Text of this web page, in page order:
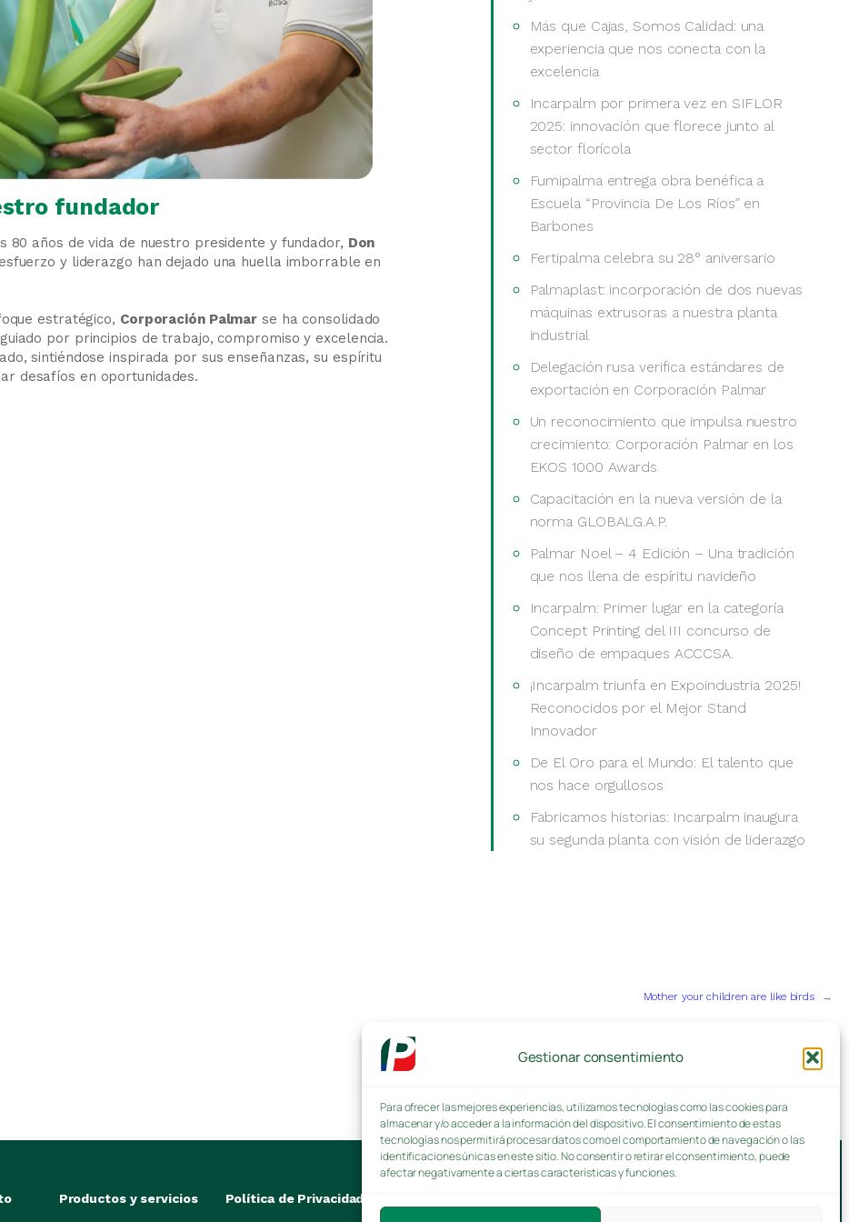
Gestionar consentimiento
Para ofrecer las mejores experiencias, utilizamos tecnologías como las cookies para
almacenar y/o acceder a la información del dispositivo. El consentimiento de estas
tecnologías nos permitirá procesar datos como el comportamiento de navegación o las
identificaciones únicas en este sitio. No consentir o retirar el consentimiento, puede
afectar negativamente a ciertas características y funciones.
fundador
años de vida de nuestro presidente y fundador, Don
y liderazgo han dejado una huella imborrable en
estratégico, Corporación Palmar se ha consolidado
por principios de trabajo, compromiso y excelencia.
sintiéndose inspirada por sus enseñanzas, su espíritu
desafíos en oportunidades.
Más que Cajas, Somos Calidad: una
experiencia que nos conecta con la
excelencia
Incarpalm por primera vez en SIFLOR
2025: innovación que florece junto al
sector florícola
Fumipalma entrega obra benéfica a
Escuela “Provincia De Los Ríos” en
Barbones
Fertipalma celebra su 28° aniversario
Palmaplast: incorporación de dos nuevas
máquinas extrusoras a nuestra planta
industrial
Delegación rusa verifica estándares de
exportación en Corporación Palmar
Un reconocimiento que impulsa nuestro
crecimiento: Corporación Palmar en los
EKOS 1000 Awards
Capacitación en la nueva versión de la
norma GLOBALG.A.P.
Palmar Noel – 4 Edición – Una tradición
que nos llena de espíritu navideño
Incarpalm: Primer lugar en la categoría
Concept Printing del III concurso de
diseño de empaques ACCCSA.
¡Incarpalm triunfa en Expoindustria 2025!
Reconocidos por el Mejor Stand
Innovador
De El Oro para el Mundo: El talento que
nos hace orgullosos
Fabricamos historias: Incarpalm inaugura
su segunda planta con visión de liderazgo
Mother your children are like birds →
Productos y servicios Política de Privacidad